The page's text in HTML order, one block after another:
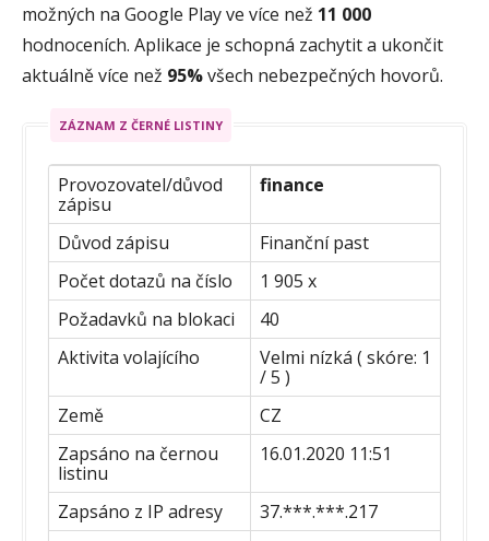
možných na Google Play ve více než 11 000
hodnoceních. Aplikace je schopná zachytit a ukončit
aktuálně více než 95%všech nebezpečných hovorů.
ZÁZNAM Z ČERNÉ LISTINY
Provozovatel/důvod
zápisu
finance
Důvod zápisu
Finanční past
Počet dotazů na číslo
1 905 x
Požadavků na blokaci
40
Aktivita volajícího
Velmi nízká ( skóre: 1
/ 5 )
Země
CZ
Zapsáno na černou
listinu
16.01.2020 11:51
Zapsáno z IP adresy
37.***.***.217